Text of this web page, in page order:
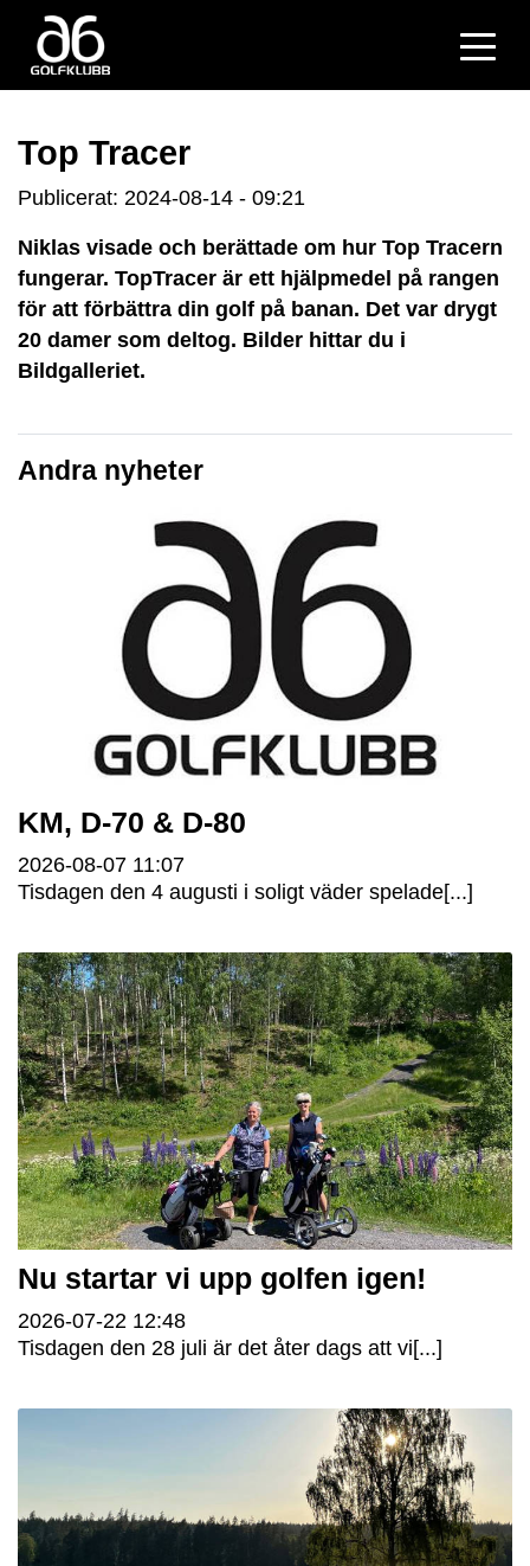
Top Tracer
Publicerat: 2024-08-14 - 09:21
Niklas visade och berättade om hur Top Tracern
fungerar. TopTracer är ett hjälpmedel på rangen
för att förbättra din golf på banan. Det var drygt
20 damer som deltog. Bilder hittar du i
Bildgalleriet.
Andra nyheter
KM, D-70 & D-80
2026-08-07 11:07
Tisdagen den 4 augusti i soligt väder spelade[...]
Nu startar vi upp golfen igen!
2026-07-22 12:48
Tisdagen den 28 juli är det åter dags att vi[...]